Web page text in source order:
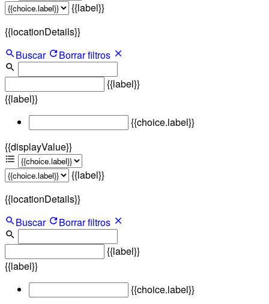
{{label}}
{{locationDetails}}
Buscar
Borrar filtros
{{label}}
{{label}}
{{choice.label}}
{{displayValue}}
{{label}}
{{locationDetails}}
Buscar
Borrar filtros
{{label}}
{{label}}
{{choice.label}}